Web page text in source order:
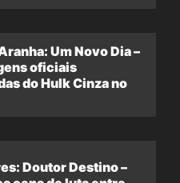
Um Novo Dia –
oficiais
do Hulk Cinza no
Doutor Destino –